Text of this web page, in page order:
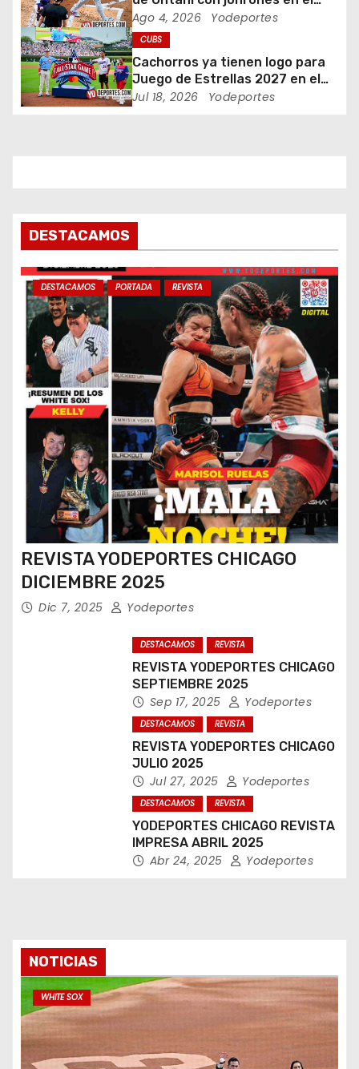
n
t
r
s
Wrigley Field
Ago 4, 2026 Yodeportes
CUBS
Cachorros ya tienen logo para
Juego de Estrellas 2027 en el
Wrigley Field
Jul 18, 2026 Yodeportes
DESTACAMOS
DESTACAMOS PORTADA REVISTA
REVISTA YODEPORTES CHICAGO
DICIEMBRE 2025
Dic 7, 2025 Yodeportes
DESTACAMOS REVISTA
REVISTA YODEPORTES CHICAGO
SEPTIEMBRE 2025
Sep 17, 2025 Yodeportes
DESTACAMOS REVISTA
REVISTA YODEPORTES CHICAGO
JULIO 2025
Jul 27, 2025 Yodeportes
DESTACAMOS REVISTA
YODEPORTES CHICAGO REVISTA
IMPRESA ABRIL 2025
Abr 24, 2025 Yodeportes
NOTICIAS
WHITE SOX